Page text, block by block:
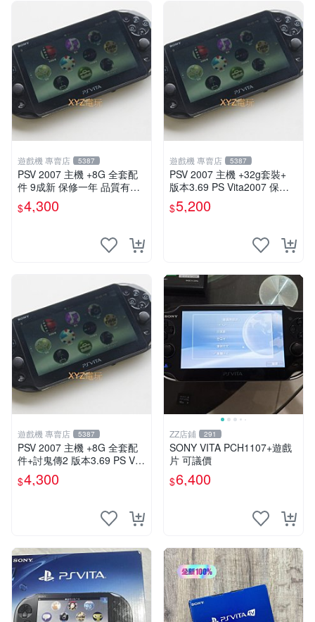
遊戲機 專賣店 5387
PSV 2007 主機 +8G 全套配
件 9成新 保修一年 品質有保
$4,300
遊戲機 專賣店 5387
PSV 2007 主機 +32g套裝+
版本3.69 PS Vita2007 保修
一年 8成新
$5,200
遊戲機 專賣店 5387
PSV 2007 主機 +8G 全套配
件+討鬼傳2 版本3.69 PS Vita
$4,300
ZZ店鋪 291
SONY VITA PCH1107+遊戲
片 可議價
$6,400